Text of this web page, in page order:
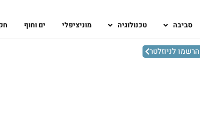
סביבה טכנולוגיה מוניציפלי ים וחוף
הרשמו לניוזלטר